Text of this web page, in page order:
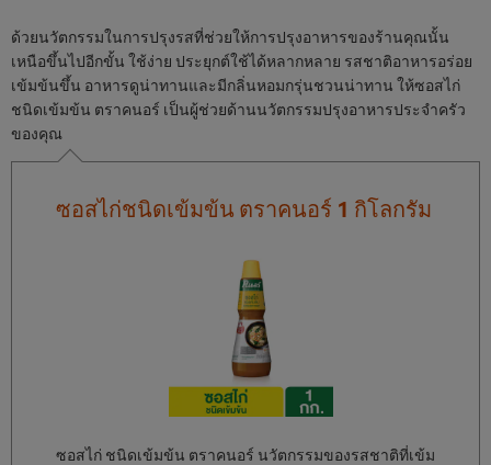
ด้วยนวัตกรรมในการปรุงรสที่ช่วยให้การปรุงอาหารของร้านคุณนั้น
เหนือขึ้นไปอีกขั้น ใช้ง่าย ประยุกต์ใช้ได้หลากหลาย รสชาติอาหารอร่อย
เข้มข้นขึ้น อาหารดูน่าทานและมีกลิ่นหอมกรุ่นชวนน่าทาน ให้ซอสไก่
ชนิดเข้มข้น ตราคนอร์ เป็นผู้ช่วยด้านนวัตกรรมปรุงอาหารประจำครัว
ของคุณ
ซอสไก่ชนิดเข้มข้น ตราคนอร์ 1 กิโลกรัม
ซอสไก่ ชนิดเข้มข้น ตราคนอร์ นวัตกรรมของรสชาติที่เข้ม